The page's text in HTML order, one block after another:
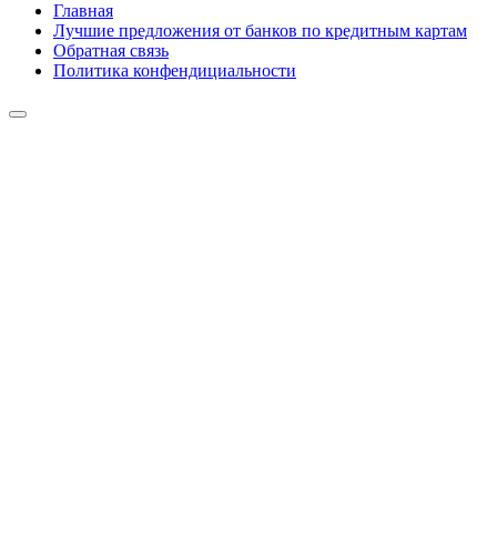
Главная
Лучшие предложения от банков по кредитным картам
Обратная связь
Политика конфендициальности